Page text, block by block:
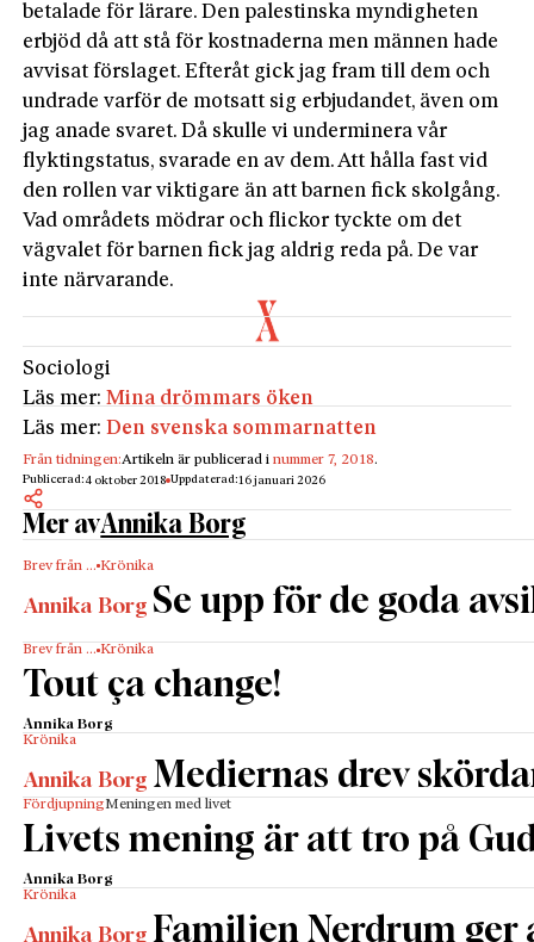
betalade för lärare. Den palestinska myndigheten
erbjöd då att stå för kostnaderna men männen hade
avvisat förslaget. Efteråt gick jag fram till dem och
undrade varför de motsatt sig erbjudandet, även om
jag anade svaret. Då skulle vi underminera vår
flyktingstatus, svarade en av dem. Att hålla fast vid
den rollen var viktigare än att barnen fick skolgång.
Vad områdets mödrar och flickor tyckte om det
vägvalet för barnen fick jag aldrig reda på. De var
inte närvarande.
Sociologi
Läs mer:Mina drömmars öken
Läs mer:Den svenska sommarnatten
Från tidningen:Artikeln är publicerad inummer 7, 2018.
Publicerad:4 oktober 2018 Uppdaterad:16 januari 2026
Mer avAnnika Borg
Brev från … Krönika
Annika Borg Se upp för de goda
Brev från … Krönika
Tout ça change!
Annika Borg
Krönika
Annika Borg Mediernas drev
FördjupningMeningen med livet
Livets mening är att tro på
Annika Borg
Krönika
Annika Borg Familjen Nerdrum